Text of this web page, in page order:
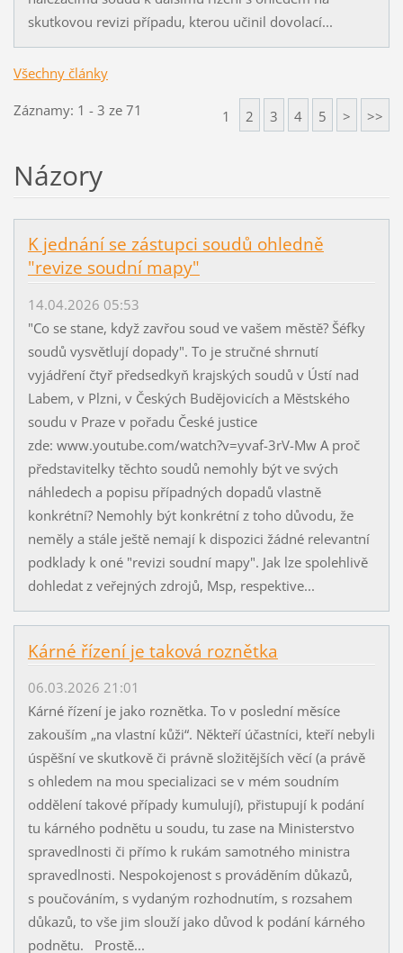
skutkovou revizi případu, kterou učinil dovolací...
Všechny články
Záznamy: 1 - 3 ze 71 1 2 3 4 5 > >>
Názory
K jednání se zástupci soudů ohledně
"revize soudní mapy"
14.04.2026 05:53
"Co se stane, když zavřou soud ve vašem městě? Šéfky
soudů vysvětlují dopady". To je stručné shrnutí
vyjádření čtyř předsedkyň krajských soudů v Ústí nad
Labem, v Plzni, v Českých Budějovicích a Městského
soudu v Praze v pořadu České justice
zde: www.youtube.com/watch?v=yvaf-3rV-Mw A proč
představitelky těchto soudů nemohly být ve svých
náhledech a popisu případných dopadů vlastně
konkrétní? Nemohly být konkrétní z toho důvodu, že
neměly a stále ještě nemají k dispozici žádné relevantní
podklady k oné "revizi soudní mapy". Jak lze spolehlivě
dohledat z veřejných zdrojů, Msp, respektive...
Kárné řízení je taková roznětka
06.03.2026 21:01
Kárné řízení je jako roznětka. To v poslední měsíce
zakouším „na vlastní kůži“. Někteří účastníci, kteří nebyli
úspěšní ve skutkově či právně složitějších věcí (a právě
s ohledem na mou specializaci se v mém soudním
oddělení takové případy kumulují), přistupují k podání
tu kárného podnětu u soudu, tu zase na Ministerstvo
spravedlnosti či přímo k rukám samotného ministra
spravedlnosti. Nespokojenost s prováděním důkazů,
s poučováním, s vydaným rozhodnutím, s rozsahem
důkazů, to vše jim slouží jako důvod k podání kárného
podnětu. Prostě...